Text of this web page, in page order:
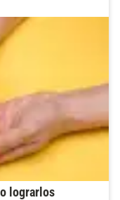
lograrlos